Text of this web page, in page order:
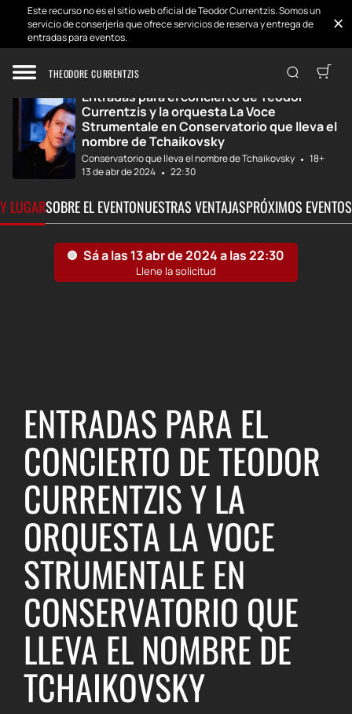
Este recurso no es el sitio web oficial de Teodor Currentzis. Somos un
servicio de conserjería que ofrece servicios de reserva y entrega de
entradas para eventos.
THEODORE CURRENTZIS
Inicio Desarrollos Teodor Currentzi...
Entradas para el concierto de Teodor
Currentzis y la orquesta La Voce
Strumentale en Conservatorio que lleva el
nombre de Tchaikovsky
Conservatorio que lleva el nombre de Tchaikovsky
18+
13 de abr de 2024
22:30
LUGARSOBRE EL EVENTONUESTRAS VENTAJASPRÓXIMOS EVENTOS
ENTRADAS PARA EL
CONCIERTO DE TEODOR
CURRENTZIS Y LA
ORQUESTA LA VOCE
STRUMENTALE EN
CONSERVATORIO QUE
LLEVA EL NOMBRE DE
TCHAIKOVSKY